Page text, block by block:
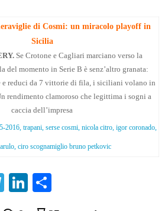
di Cosmi: un miracolo playoff in
Sicilia
Se Crotone e Cagliari marciano verso la
del momento in Serie B è senz’altro granata:
e reduci da 7 vittorie di fila, i siciliani volano in
rendimento clamoroso che legittima i sogni a
caccia dell’impresa
2016, trapani, serse cosmi, nicola citro, igor coronado,
ciro scognamiglio bruno petkovic
Te
Li